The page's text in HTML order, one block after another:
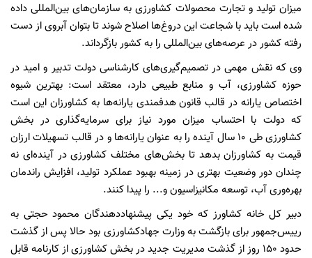
میزان تولید و تجارت محصولات کشاورزی به سازمان‌های بین‌المللی داده
شده است باید با شجاعت این دروغ‌ها اصلاح شوند تا بتوان آبروی از دست
رفته کشور در عرصه‌های بین‌المللی را به کشور بازگرداند.
وی که نقش مهمی در تصمیم‌گیری‌های کارشناسی دولت تدبیر و امید در
حوزه کشاورزی، آب و منابع طبیعی دارد، معتقد است: بهترین شیوه
اختصاص یارانه در قالب قانون هدفمندی یارانه‌ها به کشاورزان این است
که دولت با احتساب میزان مورد نیاز برای سرمایه‌گذاری در بخش
کشاورزی طی 10 سال آینده را به عنوان یارانه‌ها و در قالب تسهیلات ارزان
قیمت به کشاورزان بدهد تا بخش‌های مختلف کشاورزی در آینده‌ای نه
چندان دور وضعیت بهتری در زمینه بهبود عملکرد تولید، افزایش راندمان
بهره‌وری آب، توسعه مکانیزاسیون و... را پیدا کنند.
دبیر کل خانه کشاورز که خود یکی پیشنهاددهندگان محمود حجتی به
رییس‌جمهور برای بازگشت به وزارت جهادکشاورزی بود حالا پس از گذشت
حدود 150 روز از گذشت مدیریت جدید در بخش کشاورزی از کارنامه قابل